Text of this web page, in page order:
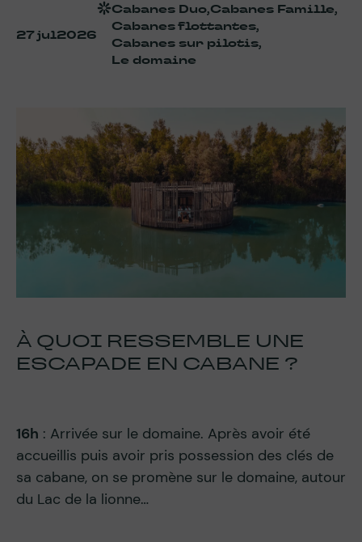
27 jul2026
Cabanes Duo,Cabanes Famille,
Cabanes flottantes,
Cabanes sur pilotis,
Le domaine
À QUOI RESSEMBLE UNE
ESCAPADE EN CABANE ?
16h : Arrivée sur le domaine. Après avoir été
accueillis puis avoir pris possession des clés de
sa cabane, on se promène sur le domaine, autour
du Lac de la lionne…